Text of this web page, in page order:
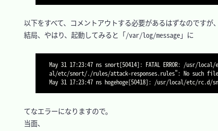
以下をすべて、コメントアウトする必要があるはずなのですが
結局、やはり、起動してみると「/var/log/message」に
May 31 17:23:47 ns snort[50414]: FATAL ERROR: /usr/
al/etc/snort/./rules/attack-responses.rules": No such
てなエラーになりますので。
当面、